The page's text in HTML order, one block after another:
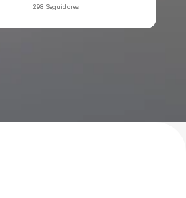
298 Seguidores